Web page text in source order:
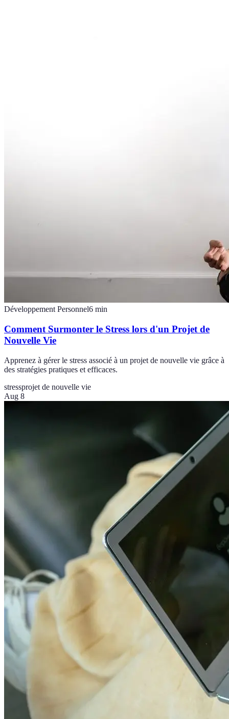
Développement Personnel6 min
Comment Surmonter le Stress lors d'un Projet de
Nouvelle Vie
Apprenez à gérer le stress associé à un projet de nouvelle vie grâce à
des stratégies pratiques et efficaces.
stressprojet de nouvelle vie
Aug 8